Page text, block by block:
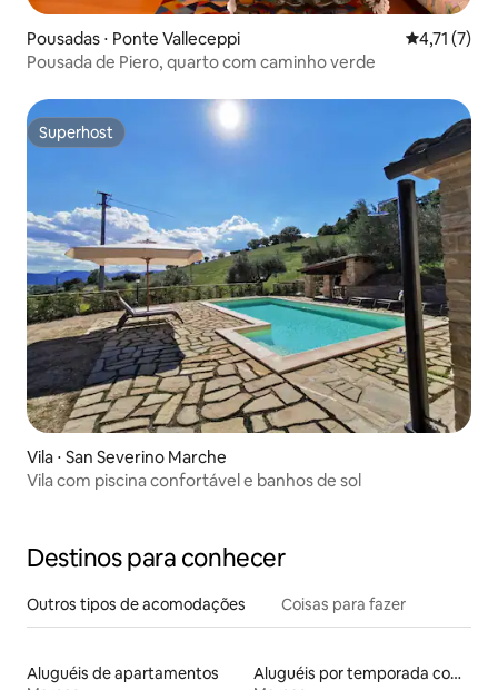
Pousadas ⋅ Ponte Valleceppi 4,71 de
4,71 (7)
Pousada de Piero, quarto com caminho verde
Superhost
Superhost
Vila ⋅ San Severino Marche
Vila com piscina confortável e banhos de sol
Destinos para conhecer
Outros tipos de acomodações Coisas para fazer
Aluguéis de apartamentos
Aluguéis por temporada com sauna